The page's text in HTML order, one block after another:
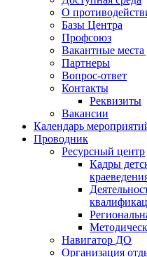
О
Базы Центра
Профсоюз
Вакантные места
Партнеры
Вопрос-ответ
Контакты
Реквизиты
Вакансии
Календарь
Проводник
Ресурсный центр
Кадры
Навигатор ДО
Организация